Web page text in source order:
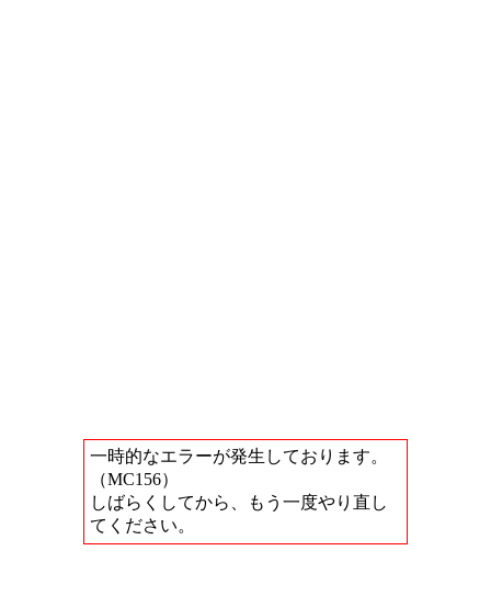
一時的なエラーが発生しております。
（MC156）
しばらくしてから、もう一度やり直し
てください。